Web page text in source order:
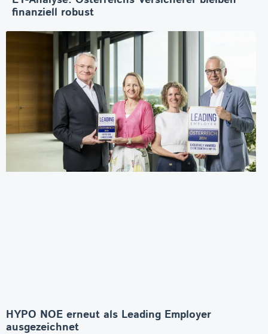
finanziell robust
HYPO NOE erneut als Leading Employer
ausgezeichnet